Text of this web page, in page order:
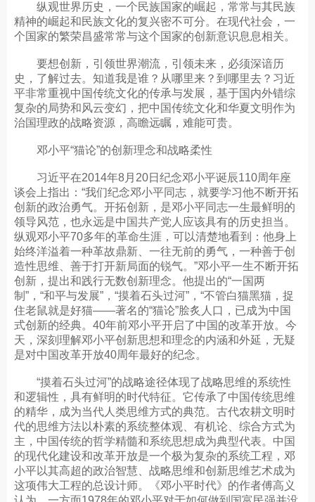
纵观世界历史，一个民族国家的崛起，常常与其民族
精神的崛起和民族文化的复兴密不可分。在现代社会，一
个国家的繁荣昌盛常常与这个国家的创新意识息息相关。
要想创新，引领世界潮流，引领未来，必须深谙历
史，了解过去。知道我是谁？从哪里来？到哪里去？习近
平非常重视中国传统文化的传承与发展，基于国内外错综
复杂的局势和风云变幻，把中国传统文化和华夏文明作为
治国理政的战略资源，高瞻远瞩，难能可贵。
邓小平“猫论”的创新理念和战略柔性
习近平在2014年8月20日纪念邓小平诞辰110周年座
谈会上指出：“我们纪念邓小平同志，就要学习他不断开拓
创新的政治勇气。开拓创新，是邓小平同志一生最鲜明的
领导风范，也永远是中国共产党人应该具有的历史担当。
纵观邓小平70多年的革命生涯，可以清楚地看到：他身上
始终洋溢着一种革故鼎新、一往无前的勇气，一种善于创
造性思维、善于打开新局面的锐气。”邓小平一生不断开拓
创新，提出和践行无数创新理念。他提出的“一国两
制”，“和平与发展”，“摸着石头过河”，“不管白猫黑猫，捉
住老鼠就是好猫——著名的“猫论”脍炙人口，已成为中国
式创新的经典。40年前邓小平开启了中国的改革开放。今
天，深刻理解邓小平创新思想和理念的内涵和外延，无疑
是对中国改革开放40周年最好的纪念。
“摸着石头过河”的战略途径体现了战略思维的系统性
和逻辑性，具有鲜明的时代特征。它传承了中国传统思维
的精华，成为当代人类思维方式的典范。古代农耕文明时
代的思维方法以朴素的系统整体观、有机论、综合方式为
主，中国传统的哲学精髓和系统思想成为典型代表。中国
的现代化建设和改革开放是一个极为复杂的系统工程，邓
小平以其高超的政治智慧、战略思维和创新思维艺术成为
这项伟大工程的总设计师。《邓小平时代》的作者傅高义